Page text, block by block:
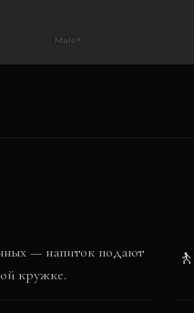
— напиток подают
кружке.
🚶